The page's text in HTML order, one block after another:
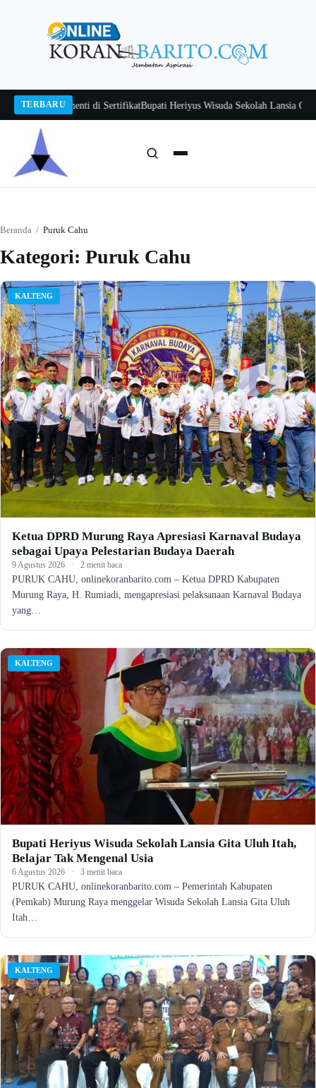
TERBARU
Berhenti di SertifikatBupati Heriyus Wisuda Sekolah Lansia Gita Uluh
Beranda / Puruk Cahu
Kategori: Puruk Cahu
KALTENG
Ketua DPRD Murung Raya Apresiasi Karnaval Budaya
sebagai Upaya Pelestarian Budaya Daerah
9 Agustus 2026 · 2 menit baca
PURUK CAHU, onlinekoranbarito.com – Ketua DPRD Kabupaten
Murung Raya, H. Rumiadi, mengapresiasi pelaksanaan Karnaval Budaya
yang…
KALTENG
Bupati Heriyus Wisuda Sekolah Lansia Gita Uluh Itah,
Belajar Tak Mengenal Usia
6 Agustus 2026 · 3 menit baca
PURUK CAHU, onlinekoranbarito.com – Pemerintah Kabupaten
(Pemkab) Murung Raya menggelar Wisuda Sekolah Lansia Gita Uluh
Itah…
KALTENG